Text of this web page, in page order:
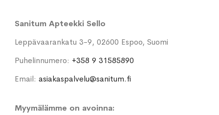
Sanitum Apteekki Sello
Leppävaarankatu 3-9, 02600 Espoo, Suomi
Puhelinnumero: +358 9 31585890
Email: asiakaspalvelu@sanitum.fi
Myymälämme on avoinna: